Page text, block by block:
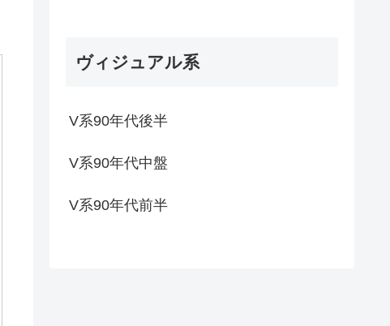
ヴィジュアル系
V系90年代後半
V系90年代中盤
V系90年代前半